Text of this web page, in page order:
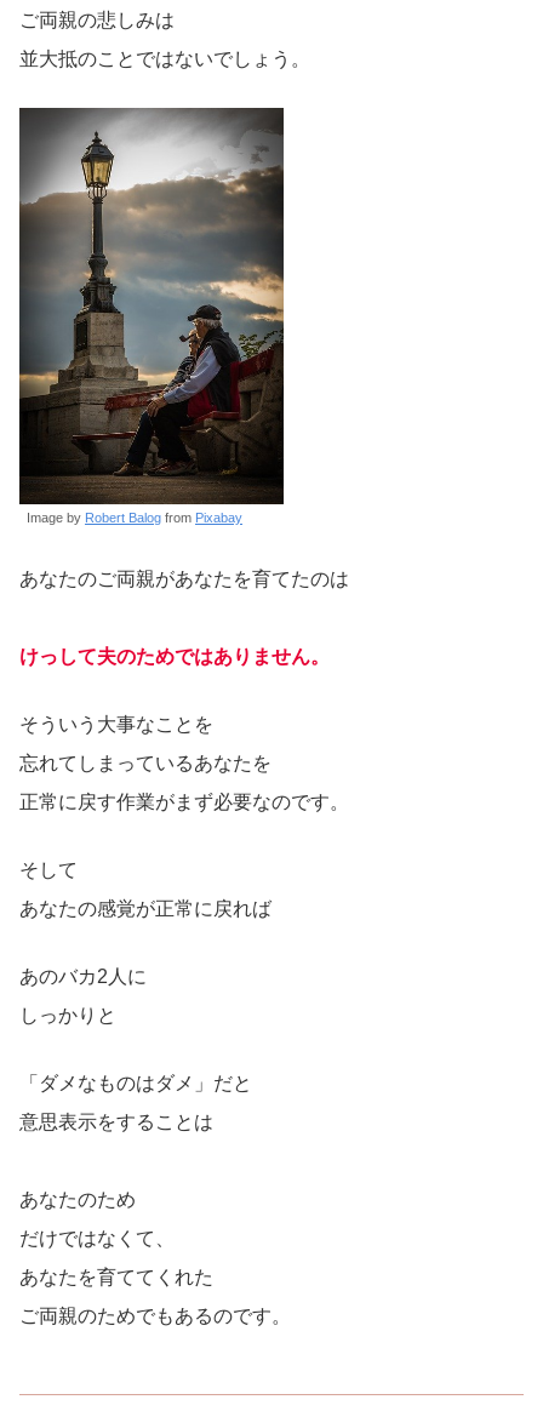
ご両親の悲しみは
並大抵のことではないでしょう。
Image by Robert Balog from Pixabay
あなたのご両親があなたを育てたのは
けっして夫のためではありません。
そういう大事なことを
忘れてしまっているあなたを
正常に戻す作業がまず必要なのです。
そして
あなたの感覚が正常に戻れば
あのバカ2人に
しっかりと
「ダメなものはダメ」だと
意思表示をすることは
あなたのため
だけではなくて、
あなたを育ててくれた
ご両親のためでもあるのです。